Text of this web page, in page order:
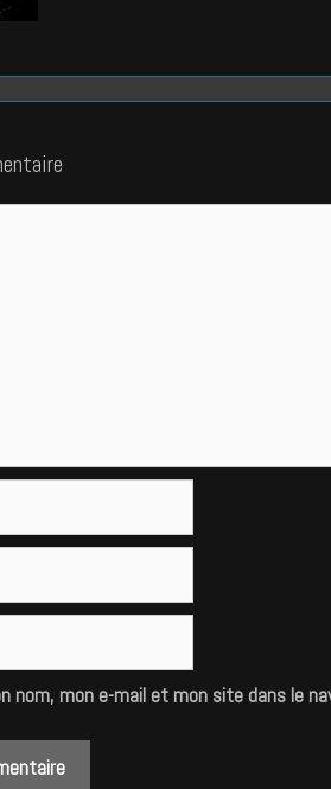
nom, mon e-mail et mon site dans le